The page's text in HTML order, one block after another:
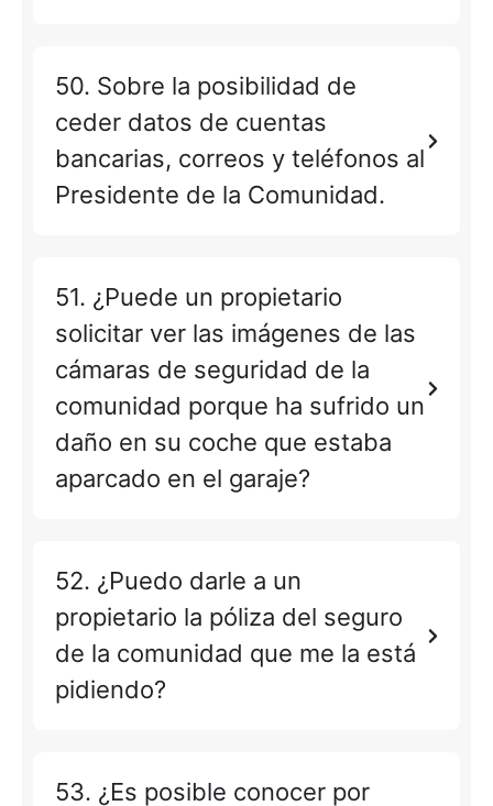
50. Sobre la posibilidad de
ceder datos de cuentas
bancarias, correos y teléfonos al
Presidente de la Comunidad.
51. ¿Puede un propietario
solicitar ver las imágenes de las
cámaras de seguridad de la
comunidad porque ha sufrido un
daño en su coche que estaba
aparcado en el garaje?
52. ¿Puedo darle a un
propietario la póliza del seguro
de la comunidad que me la está
pidiendo?
53. ¿Es posible conocer por